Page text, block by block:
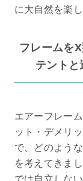
に大自然を楽
フレームを
テントと
エアーフレー
ット・デメリ
で、どのよう
を考えてきま
では自立しな